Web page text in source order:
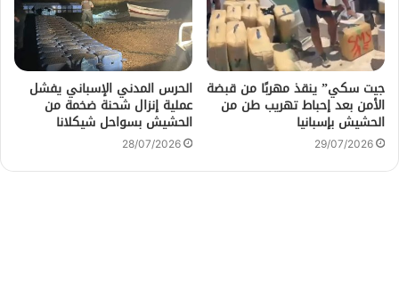
جيت سكي” ينقذ مهربًا من قبضة
الأمن بعد إحباط تهريب طن من
الحشيش بإسبانيا
29/07/2026
الحرس المدني الإسباني يفشل
عملية إنزال شحنة ضخمة من
الحشيش بسواحل شيكلانا
28/07/2026